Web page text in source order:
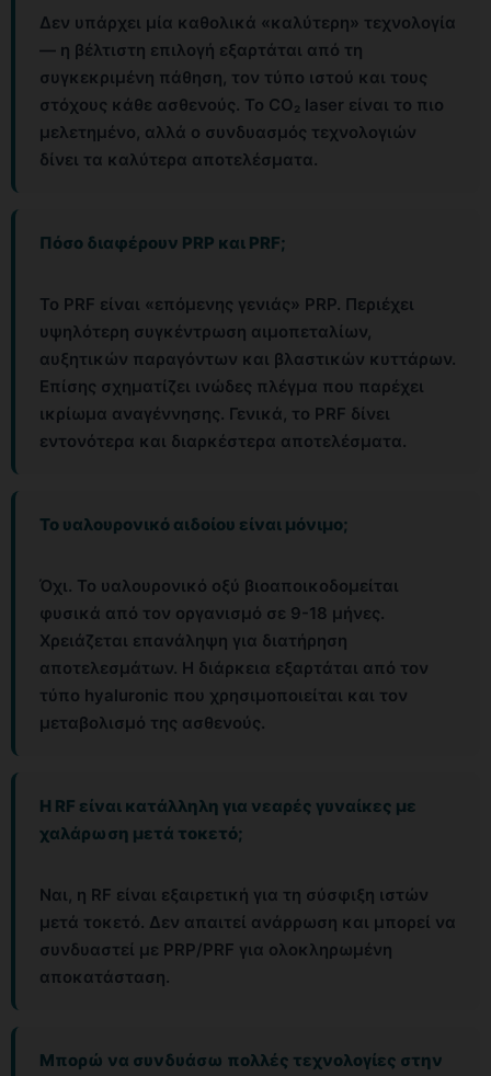
Δεν υπάρχει μία καθολικά «καλύτερη» τεχνολογία
— η βέλτιστη επιλογή εξαρτάται από τη
συγκεκριμένη πάθηση, τον τύπο ιστού και τους
στόχους κάθε ασθενούς. Το CO₂ laser είναι το πιο
μελετημένο, αλλά ο συνδυασμός τεχνολογιών
δίνει τα καλύτερα αποτελέσματα.
Πόσο διαφέρουν PRP και PRF;
Το PRF είναι «επόμενης γενιάς» PRP. Περιέχει
υψηλότερη συγκέντρωση αιμοπεταλίων,
αυξητικών παραγόντων και βλαστικών κυττάρων.
Επίσης σχηματίζει ινώδες πλέγμα που παρέχει
ικρίωμα αναγέννησης. Γενικά, το PRF δίνει
εντονότερα και διαρκέστερα αποτελέσματα.
Το υαλουρονικό αιδοίου είναι μόνιμο;
Όχι. Το υαλουρονικό οξύ βιοαποικοδομείται
φυσικά από τον οργανισμό σε 9-18 μήνες.
Χρειάζεται επανάληψη για διατήρηση
αποτελεσμάτων. Η διάρκεια εξαρτάται από τον
τύπο hyaluronic που χρησιμοποιείται και τον
μεταβολισμό της ασθενούς.
Η RF είναι κατάλληλη για νεαρές γυναίκες με
χαλάρωση μετά τοκετό;
Ναι, η RF είναι εξαιρετική για τη σύσφιξη ιστών
μετά τοκετό. Δεν απαιτεί ανάρρωση και μπορεί να
συνδυαστεί με PRP/PRF για ολοκληρωμένη
αποκατάσταση.
Μπορώ να συνδυάσω πολλές τεχνολογίες στην